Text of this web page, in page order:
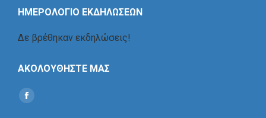
ΗΜΕΡΟΛΟΓΙΟ ΕΚΔΗΛΩΣΕΩΝ
Δε βρέθηκαν εκδηλώσεις!
ΑΚΟΛΟΥΘΗΣΤΕ ΜΑΣ
Find us on:
Social